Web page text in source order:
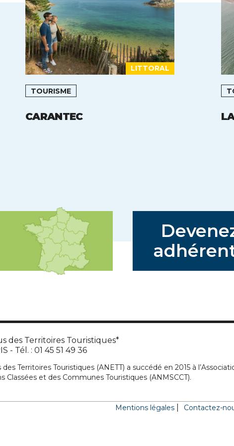
LITTORAL
TOURISME
CARANTEC
des Territoires Touristiques*
- Tél. : 01 45 51 49 36
Territoires Touristiques (ANETT) a succédé en 2015 à
Classées et des Communes Touristiques (ANMSCCT).
Mentions légales Contactez-